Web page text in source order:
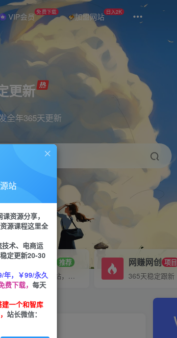
VIP会员 免费下载 加盟网站 日入2K
更新
全年365天更新
剪辑
招募站长 推荐
搭建同款网站，自己当老板
网赚网创 项目
365天稳定跟新
站
资源分享，
源课程这里全
术、电商运
定更新20-30
年，￥99/永久
费下载， 每天
一个和智库
站长微信：